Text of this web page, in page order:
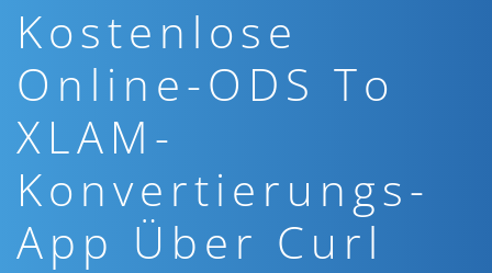
Kostenlose
Online-ODS To
XLAM-
Konvertierungs-
App Über Curl